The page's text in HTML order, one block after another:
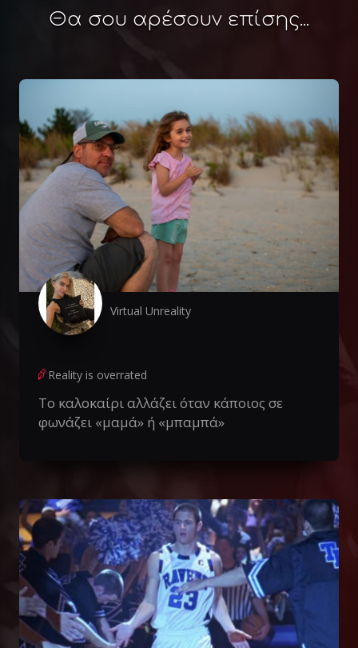
Θα σου αρέσουν επίσης...
Virtual Unreality
Reality is overrated
Το καλοκαίρι αλλάζει όταν κάποιος σε
φωνάζει «μαμά» ή «μπαμπά»